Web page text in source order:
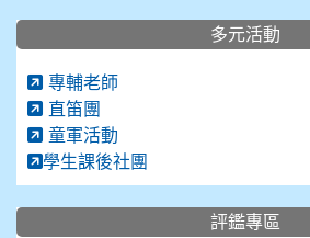
多元活動
專輔老師
直笛團
童軍活動
學生課後社團
評鑑專區